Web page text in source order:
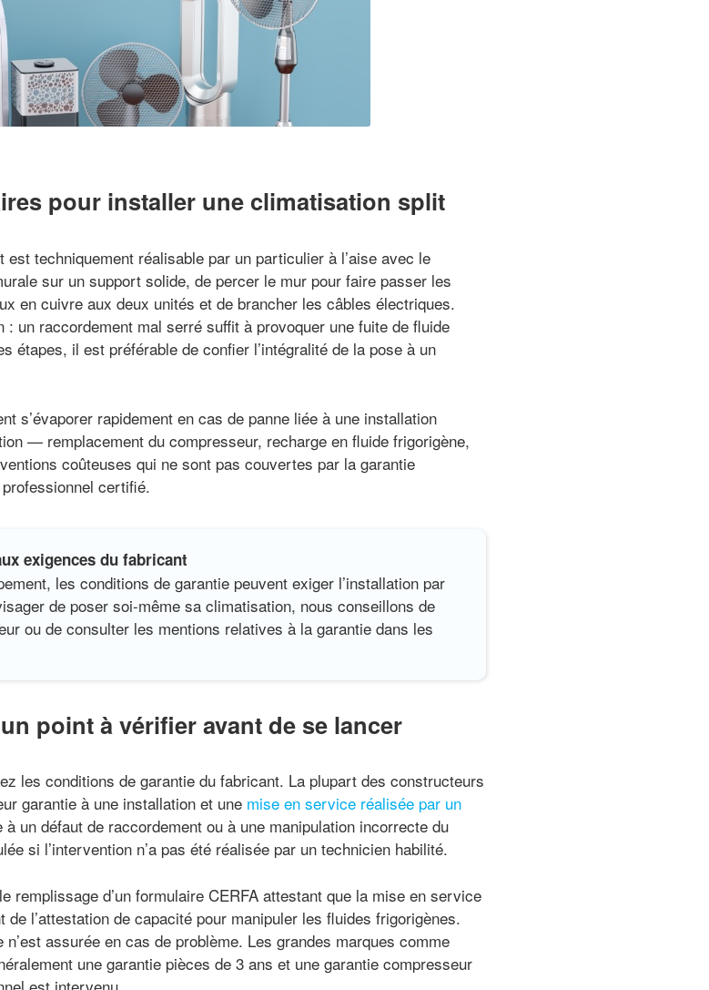
pour installer une climatisation split
est techniquement réalisable par un particulier à l’aise avec le
sur un support solide, de percer le mur pour faire passer les
en cuivre aux deux unités et de brancher les câbles électriques.
un raccordement mal serré suffit à provoquer une fuite de fluide
étapes, il est préférable de confier l’intégralité de la pose à un
s’évaporer rapidement en cas de panne liée à une installation
— remplacement du compresseur, recharge en fluide frigorigène,
coûteuses qui ne sont pas couvertes par la garantie
certifié.
exigences du fabricant
les conditions de garantie peuvent exiger l’installation par
de poser soi-même sa climatisation, nous conseillons de
ou de consulter les mentions relatives à la garantie dans les
point à vérifier avant de se lancer
les conditions de garantie du fabricant. La plupart des constructeurs
garantie à une installation et une mise en service réalisée par un
un défaut de raccordement ou à une manipulation incorrecte du
si l’intervention n’a pas été réalisée par un technicien habilité.
remplissage d’un formulaire CERFA attestant que la mise en service
l’attestation de capacité pour manipuler les fluides frigorigènes.
assurée en cas de problème. Les grandes marques comme
une garantie pièces de 3 ans et une garantie compresseur